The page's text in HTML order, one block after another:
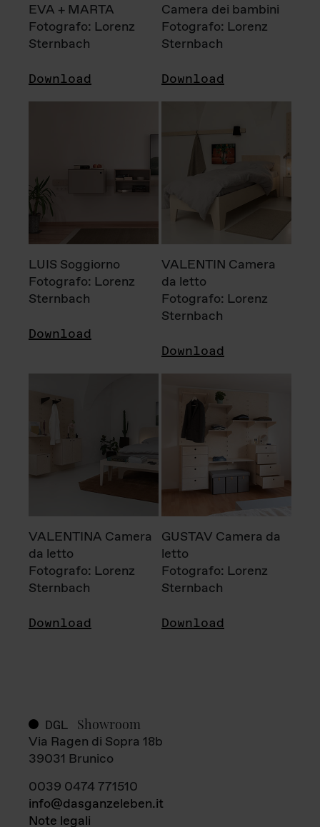
EVA + MARTA
Fotografo: Lorenz
Sternbach
Download
Camera dei bambini
Fotografo: Lorenz
Sternbach
Download
LUIS Soggiorno
Fotografo: Lorenz
Sternbach
Download
VALENTIN Camera
da letto
Fotografo: Lorenz
Sternbach
Download
VALENTINA Camera
da letto
Fotografo: Lorenz
Sternbach
Download
GUSTAV Camera da
letto
Fotografo: Lorenz
Sternbach
Download
DGL Showroom
Via Ragen di Sopra 18b
39031 Brunico
0039 0474 771510
info@dasganzeleben.it
Note legali